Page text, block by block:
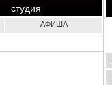
студия
АФИША